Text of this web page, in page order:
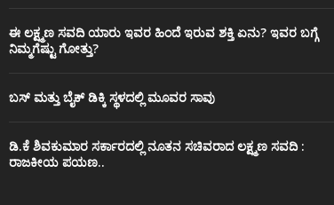
ಈ ಲಕ್ಷ್ಮಣ ಸವದಿ ಯಾರು ಇವರ ಹಿಂದೆ ಇರುವ ಶಕ್ತಿ ಏನು? ಇವರ ಬಗ್ಗೆ
ನಿಮ್ಮಗೆಷ್ಟು ಗೋತ್ತು?
ಬಸ್ ಮತ್ತು ಬೈಕ್ ಡಿಕ್ಕಿ ಸ್ಥಳದಲ್ಲಿ ಮೂವರ ಸಾವು
ಡಿ.ಕೆ ಶಿವಕುಮಾರ ಸರ್ಕಾರದಲ್ಲಿ ನೂತನ ಸಚಿವರಾದ ಲಕ್ಷ್ಮಣ ಸವದಿ :
ರಾಜಕೀಯ ಪಯಣ..